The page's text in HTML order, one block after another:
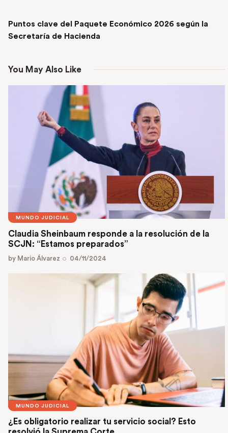
Puntos clave del Paquete Económico 2026 según la
Secretaría de Hacienda
You May Also Like
MUNDO JUDICIAL
Claudia Sheinbaum responde a la resolución de la
SCJN: “Estamos preparados”
by Mario Álvarez 04/11/2024
MUNDO JUDICIAL
¿Es obligatorio realizar tu servicio social? Esto